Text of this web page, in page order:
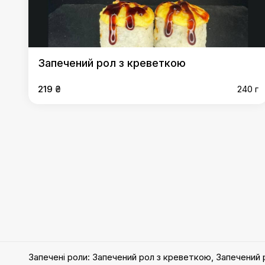
Запечений рол з креветкою
219 ₴ 240 г
Запечені роли: Запечений рол з креветкою, Запечений